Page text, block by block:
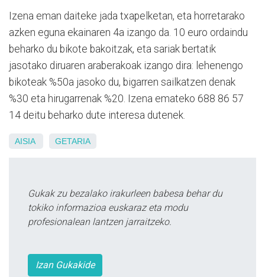
Izena eman daiteke jada txapelketan, eta horretarako
azken eguna ekainaren 4a izango da. 10 euro ordaindu
beharko du bikote bakoitzak, eta sariak bertatik
jasotako diruaren araberakoak izango dira: lehenengo
bikoteak %50a jasoko du, bigarren sailkatzen denak
%30 eta hirugarrenak %20. Izena emateko 688 86 57
14 deitu beharko dute interesa dutenek.
AISIA GETARIA
Gukak zu bezalako irakurleen babesa behar du
tokiko informazioa euskaraz eta modu
profesionalean lantzen jarraitzeko.
Izan Gukakide